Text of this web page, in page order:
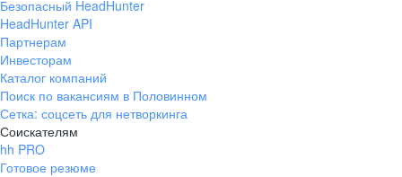
Безопасный HeadHunter
HeadHunter API
Партнерам
Инвесторам
Каталог компаний
Поиск по вакансиям в Половинном
Сетка: соцсеть для нетворкинга
Соискателям
hh PRO
Готовое резюме